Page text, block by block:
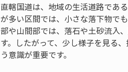
直轄国道は、地域の生活道路であ
が多い区間では、小さな落下物で
部や山間部では、落石や土砂流入
す。したがって、少し様子を見る
う意識が重要です。